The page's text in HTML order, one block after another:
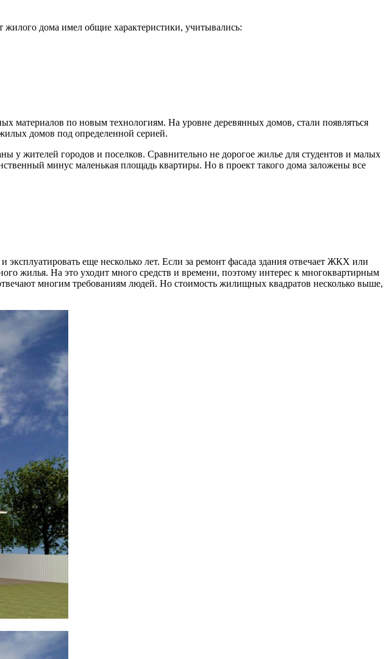
дома имел общие характеристики, учитывались:
материалов по новым технологиям. На уровне деревянных домов, стали появляться
домов под определенной серией.
у жителей городов и поселков. Сравнительно не дорогое жилье для студентов и малых
минус маленькая площадь квартиры. Но в проект такого дома заложены все
еще несколько лет. Если за ремонт фасада здания отвечает ЖКХ или
жилья. На это уходит много средств и времени, поэтому интерес к многоквартирным
многим требованиям людей. Но стоимость жилищных квадратов несколько выше,